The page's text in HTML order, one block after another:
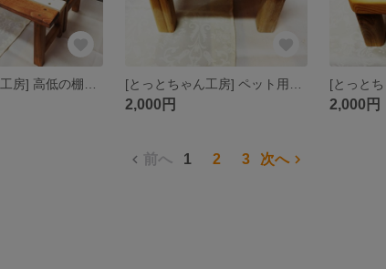
2,000円 2,000円
前へ 1 2 3 次へ